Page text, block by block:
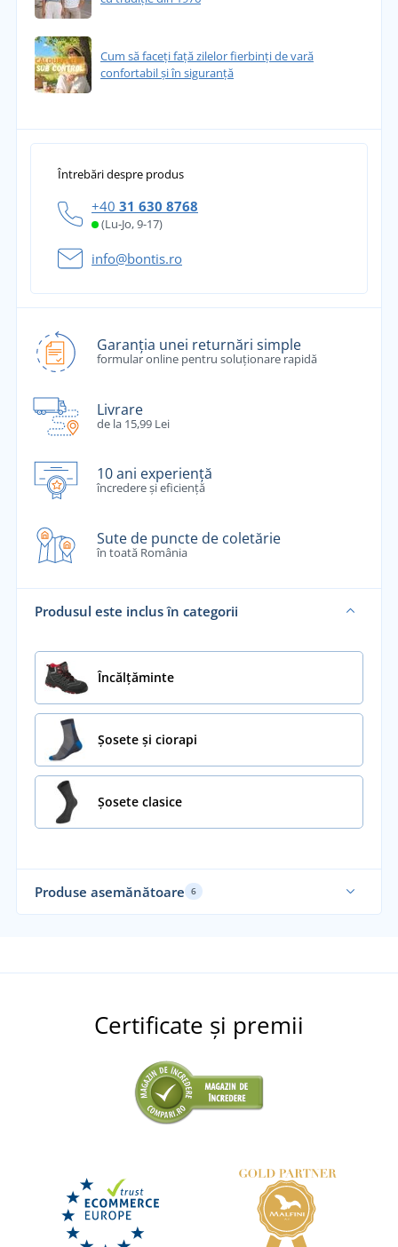
Cum să faceți față zilelor fierbinți de vară
confortabil și în siguranță
Întrebări despre produs
+40 31 630 8768
(Lu-Jo, 9-17)
info@bontis.ro
Garanția unei returnări simple
formular online pentru soluționare rapidă
Livrare
de la 15,99 Lei
10 ani experiență
încredere și eficiență
Sute de puncte de coletărie
în toată România
Produsul este inclus în categorii
Încălţăminte
Șosete și ciorapi
Șosete clasice
Produse asemănătoare 6
Șosete joase CXS NEVIS
Certificate și premii